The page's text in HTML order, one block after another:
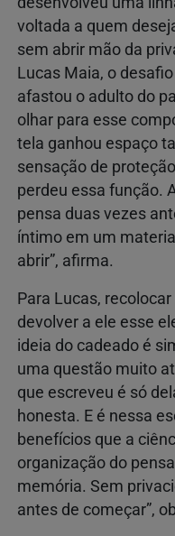
voltada a quem
sem abrir mão da
Lucas Maia, o
afastou o adulto do
olhar para esse
tela ganhou espaço
sensação de
perdeu essa função.
pensa duas vezes
íntimo em um
abrir”, afirma.
Para Lucas,
devolver a ele esse
ideia do cadeado é
uma questão muito
que escreveu é só
honesta. E é nessa
benefícios que a
organização do
memória. Sem
antes de começar”,